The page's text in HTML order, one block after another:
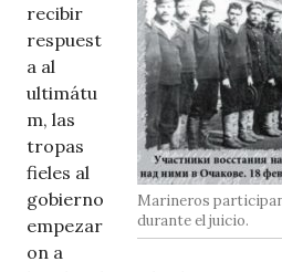
Marineros
durante el juicio.
recibir
respuest
a al
ultimátu
m, las
tropas
fieles al
gobierno
empezar
on a